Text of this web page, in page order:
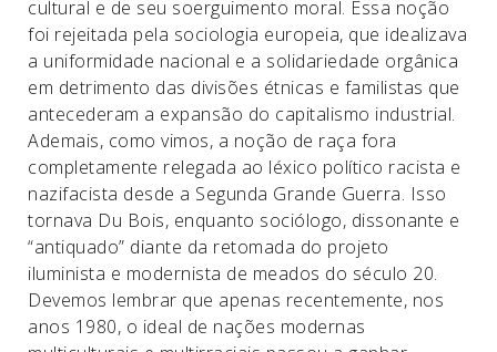
cultural e de seu soerguimento moral. Essa noção
foi rejeitada pela sociologia europeia, que idealizava
a uniformidade nacional e a solidariedade orgânica
em detrimento das divisões étnicas e familistas que
antecederam a expansão do capitalismo industrial.
Ademais, como vimos, a noção de raça fora
completamente relegada ao léxico político racista e
nazifacista desde a Segunda Grande Guerra. Isso
tornava Du Bois, enquanto sociólogo, dissonante e
“antiquado” diante da retomada do projeto
iluminista e modernista de meados do século 20.
Devemos lembrar que apenas recentemente, nos
anos 1980, o ideal de nações modernas